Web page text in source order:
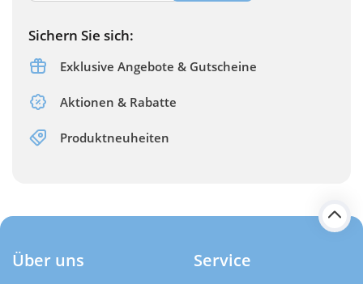
Sichern Sie sich:
Exklusive Angebote & Gutscheine
Aktionen & Rabatte
Produktneuheiten
Über uns Service